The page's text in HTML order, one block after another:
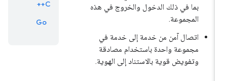
بما في ذلك الدخول والخروج في هذه
المجموعة.
اتصال آمن من خدمة إلى خدمة في
مجموعة واحدة باستخدام مصادقة
وتفويض قوية بالاستناد إلى الهوية.
Go